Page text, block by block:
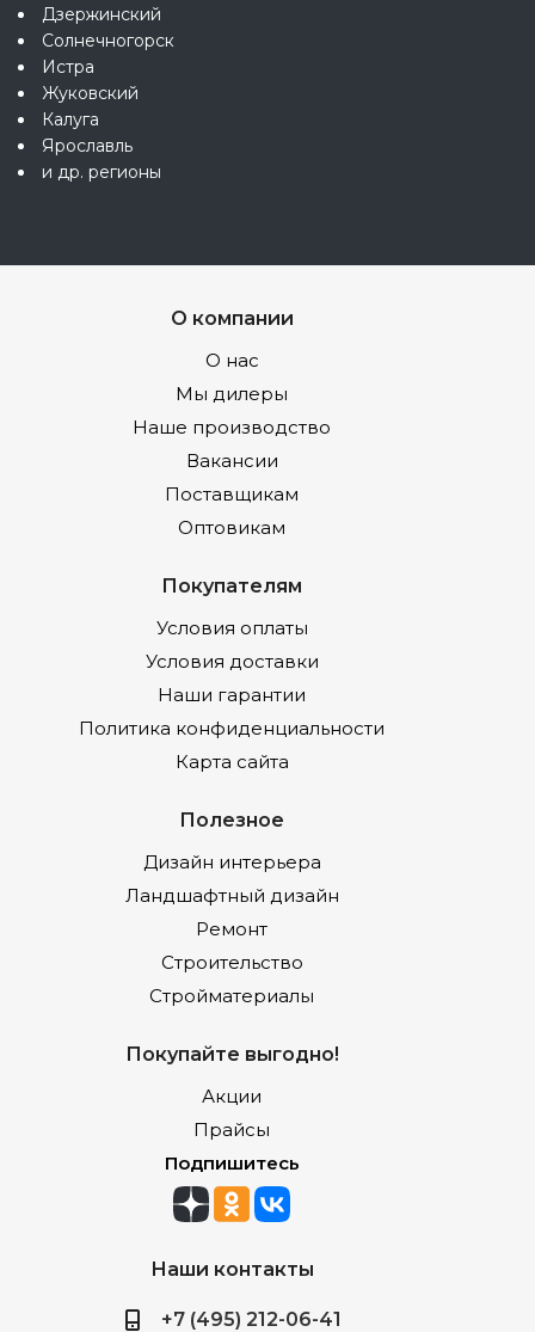
Дзержинский
Солнечногорск
Истра
Жуковский
Калуга
Ярославль
и др. регионы
О компании
О нас
Мы дилеры
Наше производство
Вакансии
Поставщикам
Оптовикам
Покупателям
Условия оплаты
Условия доставки
Наши гарантии
Политика конфиденциальности
Карта сайта
Полезное
Дизайн интерьера
Ландшафтный дизайн
Ремонт
Строительство
Стройматериалы
Покупайте выгодно!
Акции
Прайсы
Подпишитесь
Наши контакты
+7 (495) 212-06-41